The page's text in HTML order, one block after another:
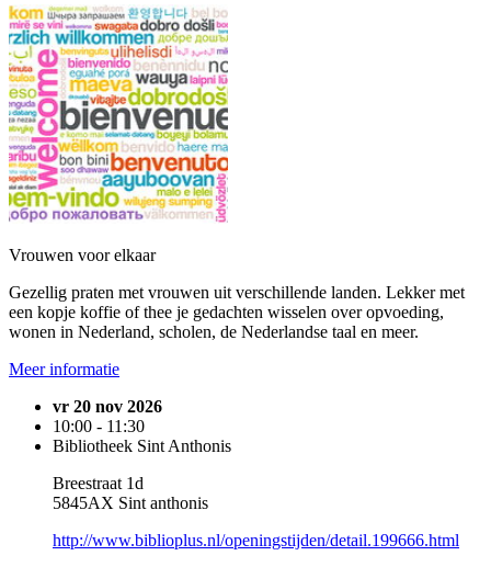
Vrouwen voor elkaar
Gezellig praten met vrouwen uit verschillende landen. Lekker met
een kopje koffie of thee je gedachten wisselen over opvoeding,
wonen in Nederland, scholen, de Nederlandse taal en meer.
Meer informatie
vr 20 nov 2026
10:00 - 11:30
Bibliotheek Sint Anthonis
Breestraat 1d
5845AX Sint anthonis
http://www.biblioplus.nl/openingstijden/detail.199666.html